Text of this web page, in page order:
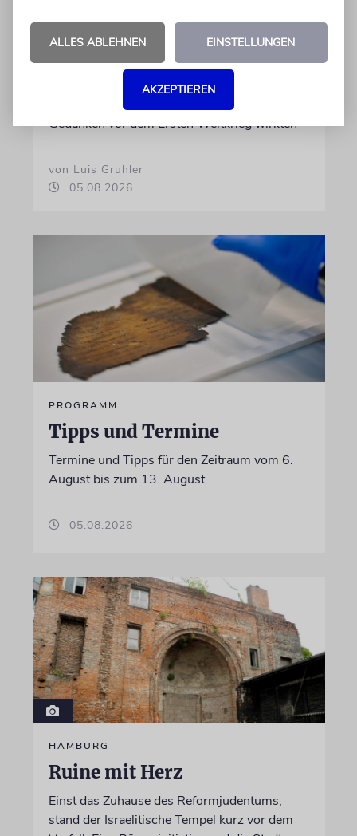
Bedrohlich aktuell
Ein Forschungsprojekt von NS-Dokuzentrum
und Lenbachhaus untersucht, wie völkische
Gedanken vor dem Ersten Weltkrieg wirkten
von Luis Gruhler
05.08.2026
PROGRAMM
Tipps und Termine
Termine und Tipps für den Zeitraum vom 6.
August bis zum 13. August
05.08.2026
HAMBURG
Ruine mit Herz
Einst das Zuhause des Reformjudentums,
stand der Israelitische Tempel kurz vor dem
ALLES ABLEHNEN EINSTELLUNGEN
AKZEPTIEREN